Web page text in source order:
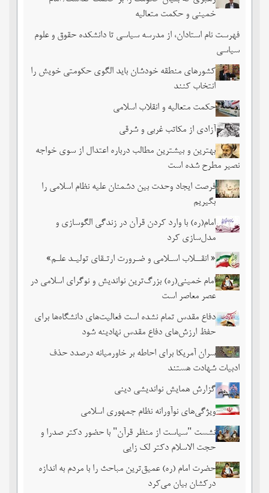
خمینی و حکمت متعالیه
فهرست نام استادان، از مدرسه سیاسی تا دانشکده حقوق و علوم
سیاسی
کشورهای منطقه خودشان باید الگوی حکومتی خویش را
انتخاب کنند
حکمت متعالیه و انقلاب اسلامی
آزادی از مکاتب غربی و شرقی
بهترین و بیشترین مطالب درباره اعتدال از سوی خواجه
نصیر مطرح شده است
فرصت ایجاد وحدت بین دشمنان علیه نظام اسلامی را
بگیریم
امام(ره) با وارد کردن قرآن در زندگی الگوسازی و
مدل‌سازی کرد
« انقــلاب اسـلامی و ضـرورت ارتـقای تولیـد علـم»
امام خمینی(ره) بزرگ‌ترین نواندیش و نوگرای اسلامی در
عصر معاصر است
دفاع مقدس تمام نشده است فعالیت‌های دانشگاه‌ها برای
حفظ ارزش‌های دفاع مقدس نهادینه شود
سران آمریکا برای احاطه بر خاورمیانه درصدد حذف
ادبیات شهادت هستند
گزارش همایش نواندیشی دینی
ویژگی‌های نوآورانه نظام جمهوری اسلامی
نشست‏ "سیاست از منظر قرآن" با حضور دکتر صدرا و
حجت الاسلام دکتر لک زایی
حضرت امام (ره) عمیق‌ترین مباحث را با مردم به اندازه
درکشان بیان می‌کرد